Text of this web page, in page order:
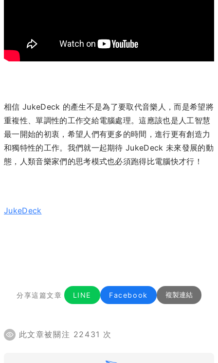
相信 JukeDeck 的產生不是為了要取代音樂人，而是希望將
重複性、單調性的工作交給電腦處理。這應該也是人工智慧
最一開始的初衷，希望人們有更多的時間，進行更有創造力
和獨特性的工作。我們就一起期待 JukeDeck 未來發展的動
態，人類音樂家們的思考模式也必須跑得比電腦快才行！
JukeDeck
分享這篇文章 LINE Facebook 複製連結
此文章被關注 22431 次